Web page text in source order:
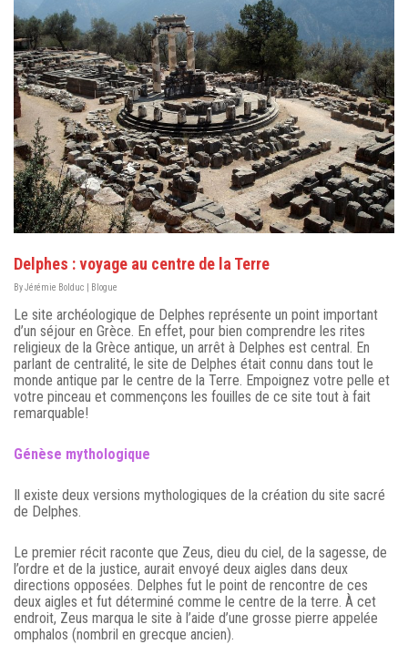
Delphes : voyage au centre de la Terre
ByJérémie Bolduc Blogue
Le site archéologique de Delphes représente un point important
d’un séjour en Grèce. En effet, pour bien comprendre les rites
religieux de la Grèce antique, un arrêt à Delphes est central. En
parlant de centralité, le site de Delphes était connu dans tout le
monde antique par le centre de la Terre. Empoignez votre pelle et
votre pinceau et commençons les fouilles de ce site tout à fait
remarquable!
Génèse mythologique
Il existe deux versions mythologiques de la création du site sacré
de Delphes.
Le premier récit raconte que Zeus, dieu du ciel, de la sagesse, de
l’ordre et de la justice, aurait envoyé deux aigles dans deux
directions opposées. Delphes fut le point de rencontre de ces
deux aigles et fut déterminé comme le centre de la terre. À cet
endroit, Zeus marqua le site à l’aide d’une grosse pierre appelée
omphalos (nombril en grecque ancien).